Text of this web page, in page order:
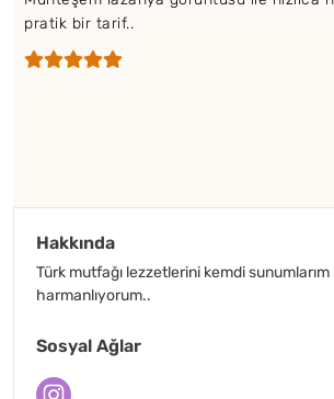
pratik bir tarif..
Hakkında
Türk mutfağı lezzetlerini kemdi sunumlarım
harmanlıyorum..
Sosyal Ağlar